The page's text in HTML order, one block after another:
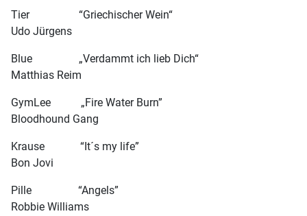
Tier “Griechischer Wein“
Udo Jürgens
Blue „Verdammt ich lieb Dich“
Matthias Reim
GymLee „Fire Water Burn”
Bloodhound Gang
Krause “It´s my life”
Bon Jovi
Pille “Angels”
Robbie Williams